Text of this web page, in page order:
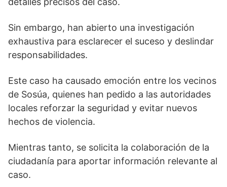
Sin embargo, han abierto una investigación
exhaustiva para esclarecer el suceso y deslindar
responsabilidades.
Este caso ha causado emoción entre los vecinos
de Sosúa, quienes han pedido a las autoridades
locales reforzar la seguridad y evitar nuevos
hechos de violencia.
Mientras tanto, se solicita la colaboración de la
ciudadanía para aportar información relevante al
caso.